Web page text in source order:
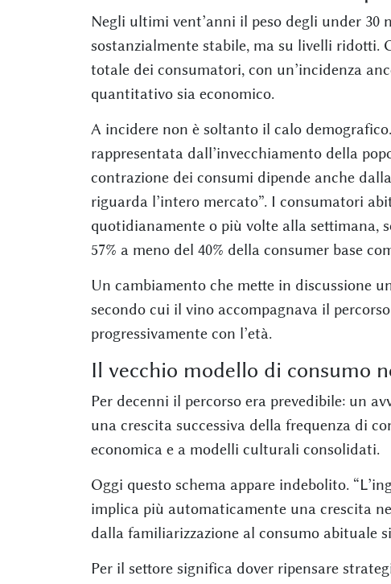
Negli ultimi vent’anni il peso degli under
sostanzialmente stabile, ma su livelli ridotti.
totale dei consumatori, con un’incidenza
quantitativo sia economico.
A incidere non è soltanto il calo
rappresentata dall’invecchiamento della
contrazione dei consumi dipende anche
riguarda l’intero mercato”. I consumatori
quotidianamente o più volte alla settimana,
57% a meno del 40% della consumer base
Un cambiamento che mette in discussione
secondo cui il vino accompagnava il
progressivamente con l’età.
Il vecchio modello di consumo
Per decenni il percorso era prevedibile: un
una crescita successiva della frequenza di
economica e a modelli culturali consolidati.
Oggi questo schema appare indebolito.
implica più automaticamente una crescita
dalla familiarizzazione al consumo abituale
Per il settore significa dover ripensare